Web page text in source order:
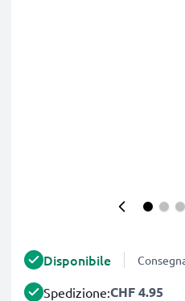
Disponibile
Spedizione:CHF 4.95